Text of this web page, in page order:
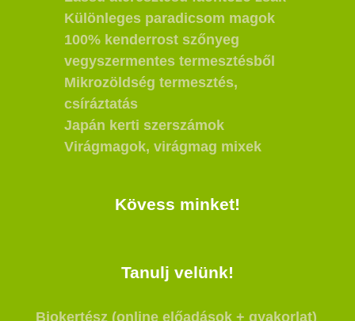
Különleges paradicsom magok
100% kenderrost szőnyeg
vegyszermentes termesztésből
Mikrozöldség termesztés,
csíráztatás
Japán kerti szerszámok
Virágmagok, virágmag mixek
Kövess minket!
Tanulj velünk!
Biokertész (online előadások + gyakorlat)